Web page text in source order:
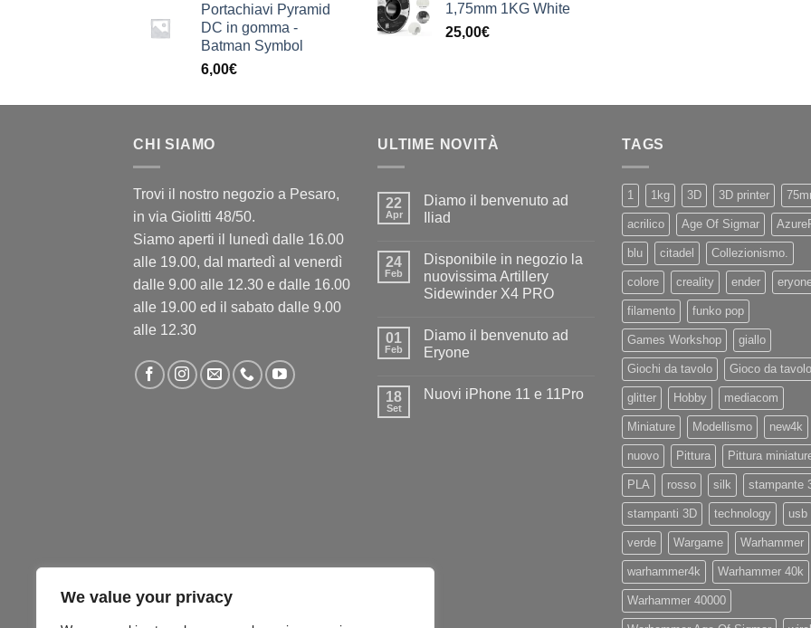
We value your privacy
Portachiavi Pyramid
DC in gomma -
Batman Symbol
6,00€
1,75mm 1KG White
25,00€
CHI SIAMO
Trovi il nostro negozio a Pesaro,
in via Giolitti 48/50.
Siamo aperti il lunedì dalle 16.00
alle 19.00, dal martedì al venerdì
dalle 9.00 alle 12.30 e dalle 16.00
alle 19.00 ed il sabato dalle 9.00
alle 12.30
ULTIME NOVITÀ
22
Apr
Diamo il benvenuto ad
Iliad
su
Diamo
il
benvenuto
24
Feb
Disponibile in negozio la
nuovissima Artillery
Sidewinder X4 PRO
su
Disponibile
in
nuovissima
01
Feb
Diamo il benvenuto ad
Eryone
su
18
Set
Nuovi iPhone 11 e 11Pro
TAGS
1 1kg 3D 3D printer
acrilico Age Of Sigmar
blu citadel Collezionismo.
colore creality ender
filamento funko pop
Games Workshop giallo
Giochi da tavolo Gioco da tavolo
glitter Hobby mediacom
Miniature Modellismo new4k
nuovo Pittura Pittura
PLA rosso silk stampante
stampanti 3D technology usb
verde Wargame Warhammer
warhammer4k Warhammer 40k
Warhammer 40000